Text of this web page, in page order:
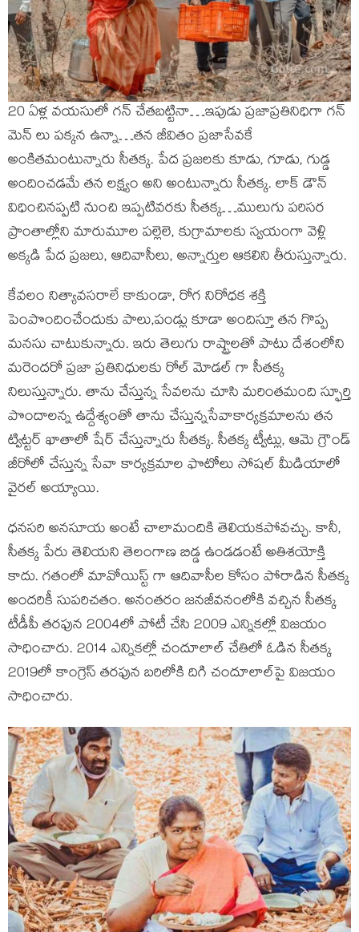
20 ఏళ్ల వయసులో గన్ చేతబట్టినా…ఇపుడు ప్రజాప్రతినిధిగా గన్
మెన్ లు పక్కన ఉన్నా…తన జీవితం ప్రజాసేవకే
అంకితమంటున్నారు సీతక్క. పేద ప్రజలకు కూడు, గూడు, గుడ్డ
అందించడమే తన లక్ష్యం అని అంటున్నారు సీతక్క. లాక్ డౌన్
విధించినప్పటి నుంచి ఇప్పటివరకు సీతక్క…ములుగు పరిసర
ప్రాంతాల్లోని మారుమూల పల్లెలె, కుగ్రామాలకు స్వయంగా వెళ్లి
అక్కడి పేద ప్రజలు, ఆదివాసీలు, అన్నార్తుల ఆకలిని తీరుస్తున్నారు.
కేవలం నిత్యావసరాలే కాకుండా, రోగ నిరోధక శక్తి
పెంపొందించేందుకు పాలు,పండ్లు కూడా అందిస్తూ తన గొప్ప
మనసు చాటుకున్నారు. ఇరు తెలుగు రాష్ట్రాలతో పాటు దేశంలోని
మరెందరో ప్రజా ప్రతినిధులకు రోల్ మోడల్ గా సీతక్క
నిలుస్తున్నారు. తాను చేస్తున్న సేవలను చూసి మరింతమంది స్ఫూర్తి
పొందాలన్న ఉద్దేశ్యంతో తాను చేస్తున్నసేవాకార్యక్రమాలను తన
ట్విట్టర్ ఖాతాలో షేర్ చేస్తున్నారు సీతక్క. సీతక్క ట్వీట్లు, ఆమె గ్రౌండ్
జీరోలో చేస్తున్న సేవా కార్యక్రమాల ఫొటోలు సోషల్ మీడియాలో
వైరల్ అయ్యాయి.
ధనసరి అనసూయ అంటే చాలామందికి తెలియకపోవచ్చు. కానీ,
సీతక్క పేరు తెలియని తెలంగాణ బిడ్డ ఉండడంటే అతిశయోక్తి
కాదు. గతంలో మావోయిస్ట్ గా ఆదివాసీల కోసం పోరాడిన సీతక్క
అందరికీ సుపరిచతం. అనంతరం జనజీవనంలోకి వచ్చిన సీతక్క
టీడీపీ తరఫున 2004లో పోటీ చేసి 2009 ఎన్నికల్లో విజయం
సాధించారు. 2014 ఎన్నికల్లో చందూలాల్ చేతిలో ఓడిన సీతక్క
2019లో కాంగ్రెస్ తరఫున బరిలోకి దిగి చందూలాల్‌పై విజయం
సాధించారు.